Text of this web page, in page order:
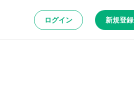
ログイン 新規登録